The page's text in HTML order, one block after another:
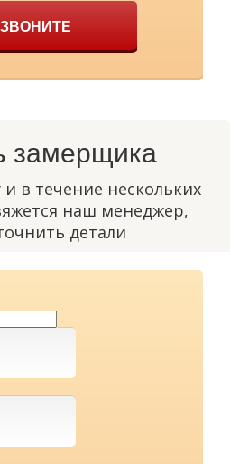
замерщика
в течение нескольких
наш менеджер,
детали